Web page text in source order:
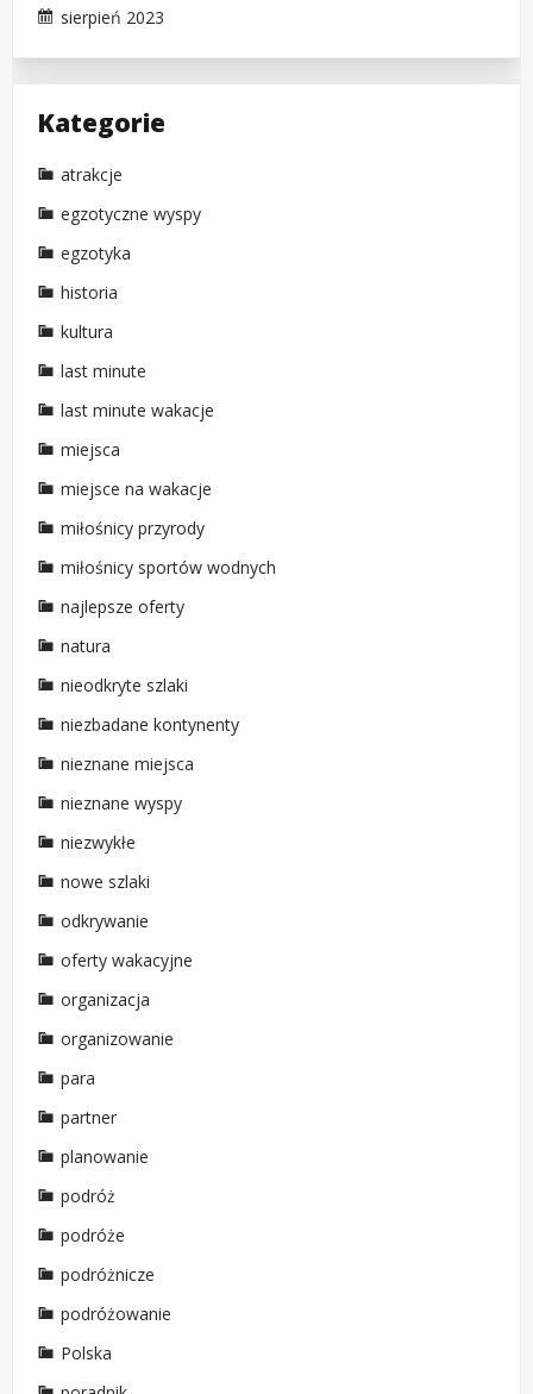
sierpień 2023
Kategorie
atrakcje
egzotyczne wyspy
egzotyka
historia
kultura
last minute
last minute wakacje
miejsca
miejsce na wakacje
miłośnicy przyrody
miłośnicy sportów wodnych
najlepsze oferty
natura
nieodkryte szlaki
niezbadane kontynenty
nieznane miejsca
nieznane wyspy
niezwykłe
nowe szlaki
odkrywanie
oferty wakacyjne
organizacja
organizowanie
para
partner
planowanie
podróż
podróże
podróżnicze
podróżowanie
Polska